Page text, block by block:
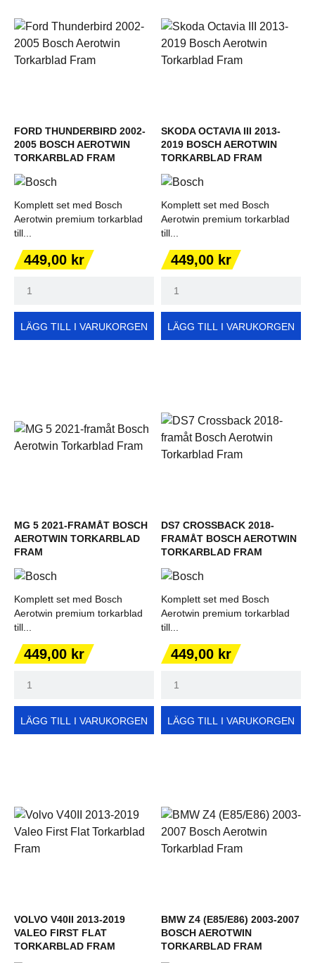
FORD THUNDERBIRD 2002-
2005 BOSCH AEROTWIN
TORKARBLAD FRAM
Komplett set med Bosch
Aerotwin premium torkarblad
till...
Pris
449,00 kr
LÄGG TILL I VARUKORGEN
SKODA OCTAVIA III 2013-
2019 BOSCH AEROTWIN
TORKARBLAD FRAM
Komplett set med Bosch
Aerotwin premium torkarblad
till...
Pris
449,00 kr
LÄGG TILL I VARUKORGEN
MG 5 2021-FRAMÅT BOSCH
AEROTWIN TORKARBLAD
FRAM
Komplett set med Bosch
Aerotwin premium torkarblad
till...
Pris
449,00 kr
LÄGG TILL I VARUKORGEN
DS7 CROSSBACK 2018-
FRAMÅT BOSCH AEROTWIN
TORKARBLAD FRAM
Komplett set med Bosch
Aerotwin premium torkarblad
till...
Pris
449,00 kr
LÄGG TILL I VARUKORGEN
VOLVO V40II 2013-2019
VALEO FIRST FLAT
TORKARBLAD FRAM
BMW Z4 (E85/E86) 2003-2007
BOSCH AEROTWIN
TORKARBLAD FRAM